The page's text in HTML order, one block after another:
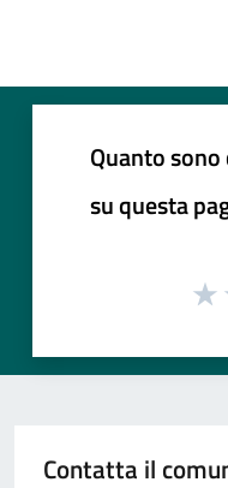
Quanto
su questa
Contatta il